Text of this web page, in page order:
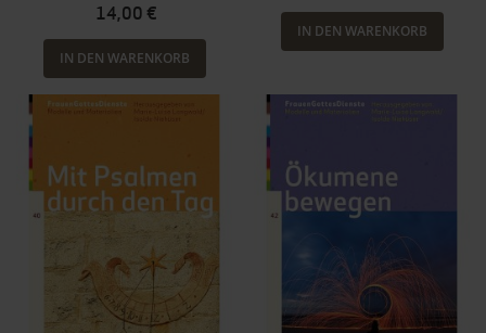
14,00 €
IN DEN WARENKORB
IN DEN WARENKORB